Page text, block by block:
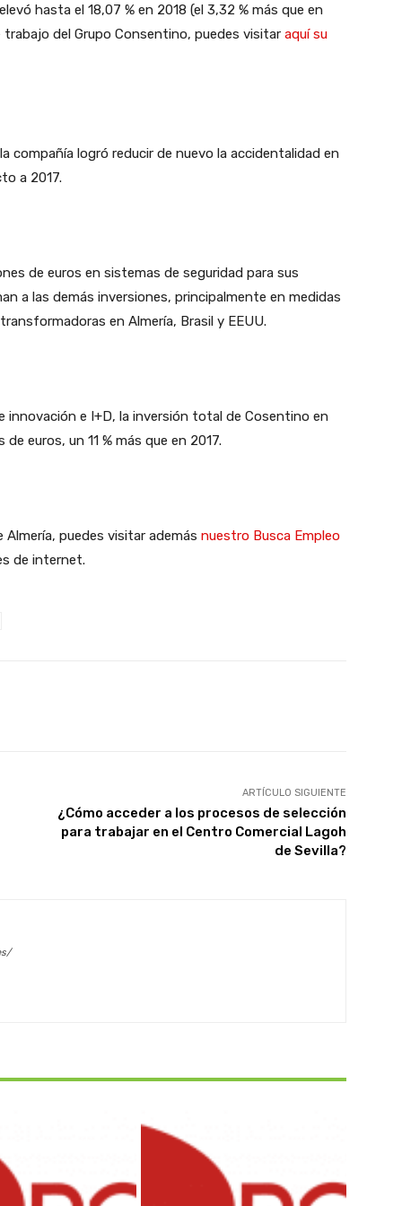
hasta el 18,07 % en 2018 (el 3,32 % más que en
del Grupo Consentino, puedes visitar aquí su
compañía logró reducir de nuevo la accidentalidad en
a 2017.
de euros en sistemas de seguridad para sus
a las demás inversiones, principalmente en medidas
en Almería, Brasil y EEUU.
innovación e I+D, la inversión total de Cosentino en
euros, un 11 % más que en 2017.
puedes visitar además nuestro Busca Empleo
de internet.
ARTÍCULO SIGUIENTE
¿Cómo acceder a los procesos de selección
para trabajar en el Centro Comercial Lagoh
de Sevilla?